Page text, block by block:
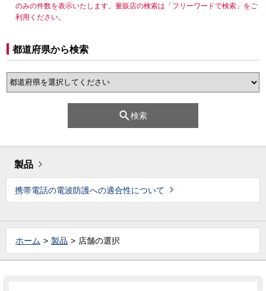
のみの件数を表示いたします。量販店の検索は「フリーワードで検索」をご
利用ください。
都道府県から検索
検索
製品
携帯電話の電波防護への適合性について
ホーム 製品 店舗の選択